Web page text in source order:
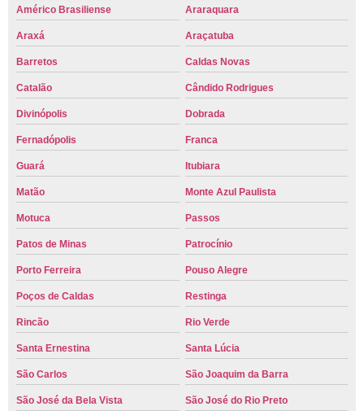
Américo Brasiliense
Araraquara
Araxá Araçatuba
Barretos Caldas Novas
Catalão Cândido Rodrigues
Divinópolis Dobrada
Fernadópolis Franca
Guará Itubiara
Matão Monte Azul Paulista
Motuca Passos
Patos de Minas Patrocínio
Porto Ferreira Pouso Alegre
Poços de Caldas Restinga
Rincão Rio Verde
Santa Ernestina Santa Lúcia
São Carlos São Joaquim da Barra
São José da Bela Vista São José do Rio Preto